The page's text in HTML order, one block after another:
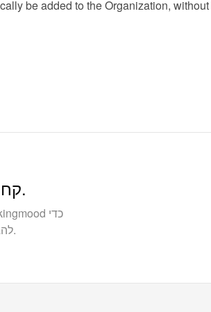
be added to the Organization,
קחו שליטה על ההזמנות שלכם. בנה עסק בבעלותך.
להגדיל את מספר ההזמנות הישירות ולבנות קשרים חזקים יותר עם האורחים.